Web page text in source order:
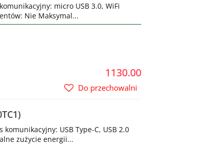
micro USB 3.0, WiFi
Nie Maksymal...
1130.00
Do przechowalni
USB Type-C, USB 2.0
zużycie energii...